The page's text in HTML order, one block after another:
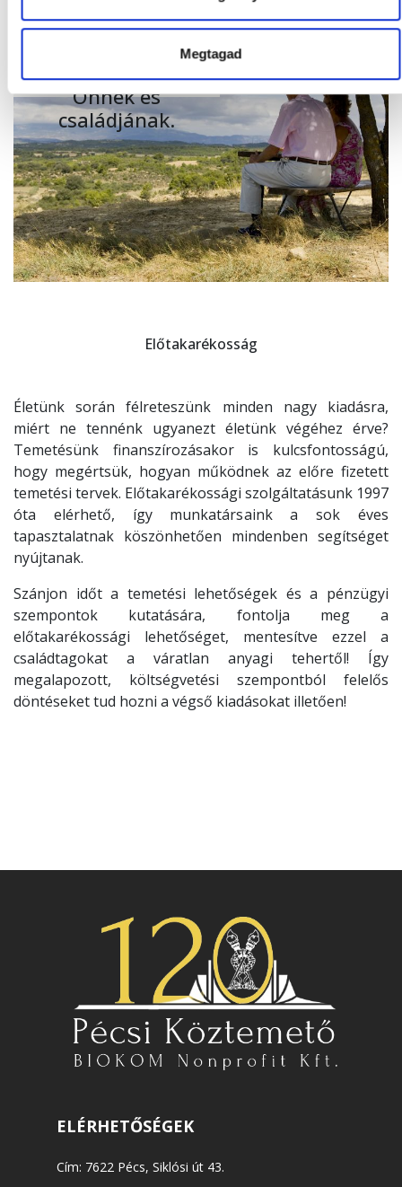
Megtagad
megtervezése
biztosíthat
Önnek és
családjának.
Előtakarékosság
Életünk során félreteszünk minden nagy kiadásra,
miért ne tennénk ugyanezt életünk végéhez érve?
Temetésünk finanszírozásakor is kulcsfontosságú,
hogy megértsük, hogyan működnek az előre fizetett
temetési tervek. Előtakarékossági szolgáltatásunk 1997
óta elérhető, így munkatársaink a sok éves
tapasztalatnak köszönhetően mindenben segítséget
nyújtanak.
Szánjon időt a temetési lehetőségek és a pénzügyi
szempontok kutatására, fontolja meg a
előtakarékossági lehetőséget, mentesítve ezzel a
családtagokat a váratlan anyagi tehertől! Így
megalapozott, költségvetési szempontból felelős
döntéseket tud hozni a végső kiadásokat illetően!
ELÉRHETŐSÉGEK
Cím: 7622 Pécs, Siklósi út 43.